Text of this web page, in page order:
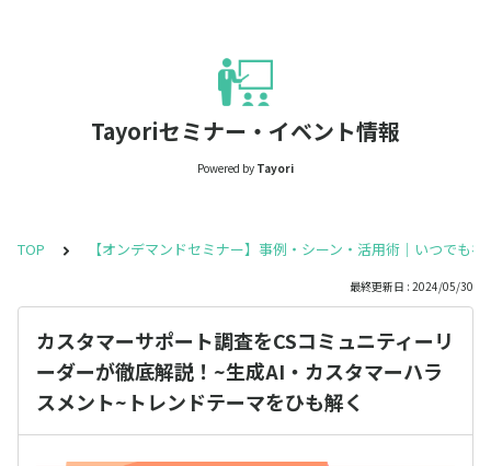
Tayoriセミナー・イベント情報
Powered by Tayori
TOP 【オンデマンドセミナー】事例・シーン・活用術｜いつでも視
最終更新日 : 2024/05/30
カスタマーサポート調査をCSコミュニティーリ
ーダーが徹底解説！~生成AI・カスタマーハラ
スメント~トレンドテーマをひも解く